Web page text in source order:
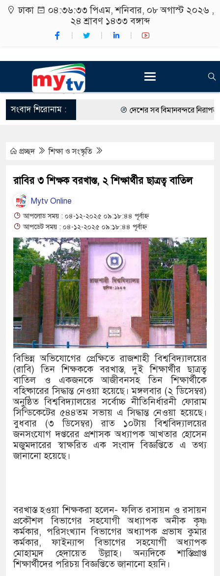
ঢাকা ০৪:৩৬:৩৪ পিএম, শনিবার, ০৮ অগাস্ট ২০২৬ ,
২৪ শ্রাবণ ১৪৩৩ বঙ্গাব্দ
সংবাদ শিরোনাম : দেশের সব বিমানবন্দরে নিরাপত্তা
কর্মসূচীর শুভসূচনা।
রং ফর্সাকারী ৮ ব্র্যান্ডের ক্রিমে
থাকায় বিক্রিতে নিষেধাজ্ঞা
অত্যাচারের ছবি যেন আর তুলতে না
আলাল
‘গুলশানের চামেলি’তে ভিন্ন রূপে
যৌনকর্মীর দালাল চরিত্রে
সারজিস-পাটোয়ারীসহ ১০ জনের
গুলশান থেকে সাবেক মন্ত্রী লতিফ
‘স্কুটি নাকি গোল্ড?’ ক্যাম্পেইনের
এর ফ্রিডম ব্র্যান্ড, বাড়ল ক্যাম্পেইনের
সংবিধান অনুযায়ী যথাসময়ে রাষ্ট্রপতি
১৫২২ পুলিশ সদস্যকে চাকরিতে
সার্ককে আরও গতিশীল করতে চায়
প্রেমের সম্পর্ক ছিন্ন না করায় মা-
প্রধানমন্ত্রীর সঙ্গে নবনিযুক্ত
হামের উপসর্গে আরও ৬ প্রাণহানি,
প্রচ্ছদ শিক্ষা ও সংস্কৃতি
রাবির ৩ শিক্ষক বরখাস্ত, ২ শিক্ষার্থীর ছাত্রত্ব বাতিল
Mytv Online
আপলোড সময় : ০৪-১২-২০২৫ ০৯:১৮:৪৪ পূর্বাহ্ন
আপডেট সময় : ০৪-১২-২০২৫ ০৯:১৮:৪৪ পূর্বাহ্ন
বিভিন্ন অভিযোগের প্রেক্ষিতে রাজশাহী বিশ্ববিদ্যালয়ের
(রাবি) তিন শিক্ষককে বরখাস্ত, দুই শিক্ষার্থীর ছাত্রত্ব
বাতিল ও একজনকে আজীবনসহ তিন শিক্ষার্থীকে
বহিষ্কারের সিদ্ধান্ত নেওয়া হয়েছে। মঙ্গলবার (২ ডিসেম্বর)
অনুষ্ঠিত বিশ্ববিদ্যালয়ের সর্বোচ্চ নীতিনির্ধারনী ফোরাম
সিন্ডিকেটের ৫৪৪তম সভায় এ সিদ্ধান্ত নেওয়া হয়েছে।
বুধবার (৩ ডিসেম্বর) রাত ১০টায় বিশ্ববিদ্যালয়ের
জনসংযোগ দপ্তরের প্রশাসক অধ্যাপক আখতার হোসেন
মজুমদারের স্বাক্ষরিত এক সংবাদ বিজ্ঞপ্তিতে এ তথ্য
জানানো হয়েছে।
বরখাস্ত হওয়া শিক্ষকরা হলেন- ফলিত রসায়ন ও রসায়ন
প্রকৌশল বিভাগের সহযোগী অধ্যাপক অনীক কৃষ্ণ
কর্মকার, পরিসংখ্যান বিভাগের অধ্যাপক প্রভাষ কুমার
কর্মকার, ফাইন্যান্স বিভাগের সহযোগী অধ্যাপক
মোহাম্মদ হেদায়েত উল্লাহ। অন্যদিকে শাস্তিপ্রাপ্ত
শিক্ষার্থীদের পরিচয় বিজ্ঞপ্তিতে জানানো হয়নি।